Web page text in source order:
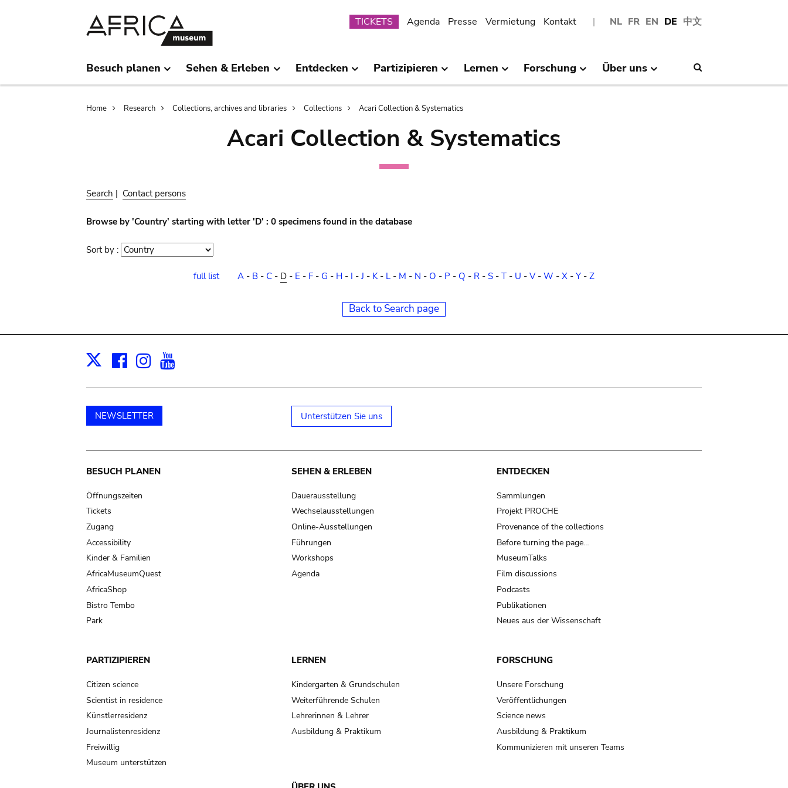
NL FR EN DE 中文
Submenu
TICKETS Agenda Presse Vermietung Kontakt
Besuch planen Sehen & Erleben Entdecken Partizipieren Lernen Forschung Über uns
Breadcrumb
Home Research Collections, archives and libraries Collections Acari Collection & Systematics
Acari Collection & Systematics
Search | Contact persons
Browse by 'Country' starting with letter 'D' : 0 specimens found in the database
Sort by : Sort
full list
A - B - C - D - E - F - G - H - I -J - K- L - M - N - O - P - Q - R - S - T - U - V- W - X - Y - Z
Back to Search page
X Facebook
Instagram
NEWSLETTER Unterstützen Sie uns
Main
navigation
BESUCH PLANEN
Öffnungszeiten
Tickets
Zugang
Accessibility
Kinder & Familien
AfricaMuseumQuest
AfricaShop
Bistro Tembo
Park
SEHEN & ERLEBEN
Dauerausstellung
Wechselausstellungen
Online-Ausstellungen
Führungen
Workshops
Agenda
ENTDECKEN
Sammlungen
Projekt PROCHE
Provenance of the collections
Before turning the page…
MuseumTalks
Film discussions
Podcasts
Publikationen
Neues aus der Wissenschaft
PARTIZIPIEREN
Citizen science
Scientist in residence
Künstlerresidenz
Journalistenresidenz
Freiwillig
Museum unterstützen
LERNEN
Kindergarten & Grundschulen
Weiterführende Schulen
Lehrerinnen & Lehrer
Ausbildung & Praktikum
FORSCHUNG
Unsere Forschung
Veröffentlichungen
Science news
Ausbildung & Praktikum
Kommunizieren mit unseren Teams